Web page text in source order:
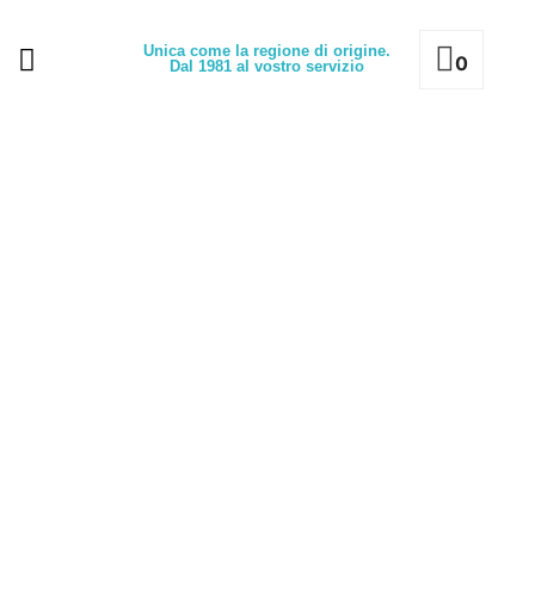
Unica come la regione di origine.
Dal 1981 al vostro servizio
0